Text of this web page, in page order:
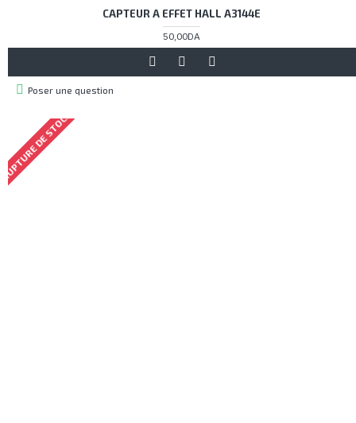
CAPTEUR A EFFET HALL A3144E
50,00DA
Poser une question
DE STOCK